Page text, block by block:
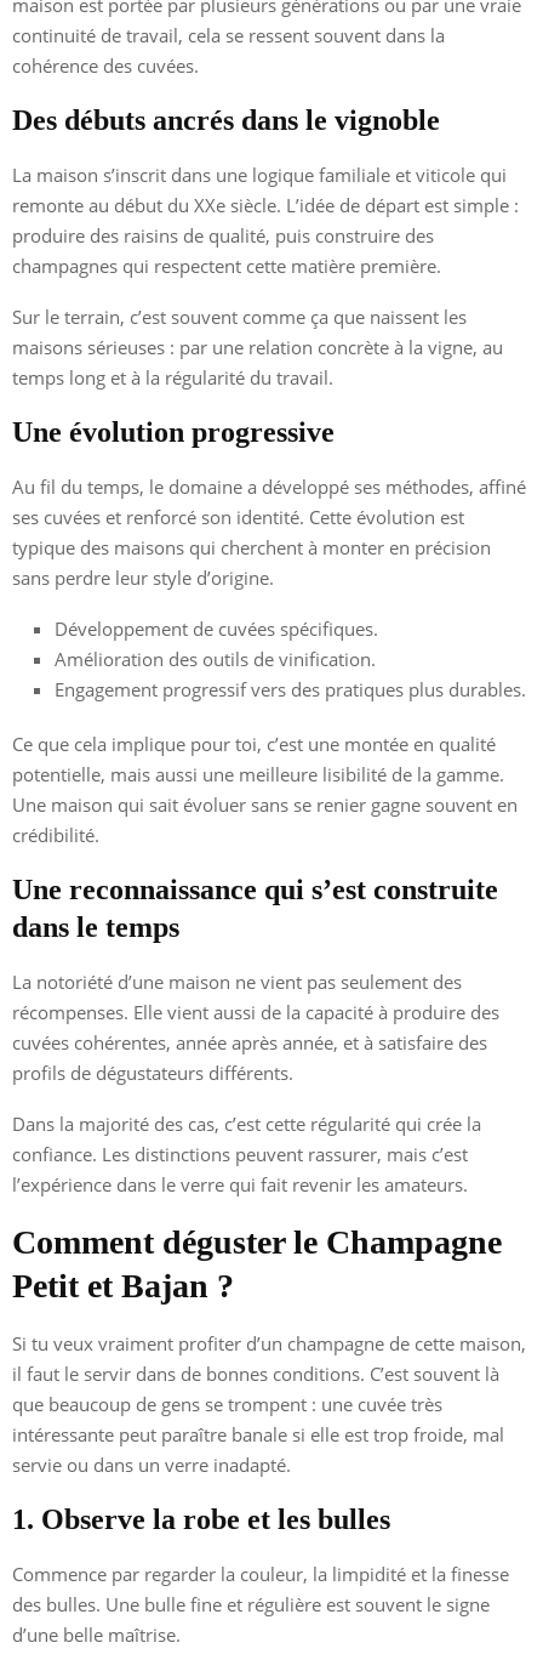
continuité de travail, cela se ressent souvent dans la
cohérence des cuvées.
Des débuts ancrés dans le vignoble
La maison s’inscrit dans une logique familiale et viticole qui
remonte au début du XXe siècle. L’idée de départ est simple :
produire des raisins de qualité, puis construire des
champagnes qui respectent cette matière première.
Sur le terrain, c’est souvent comme ça que naissent les
maisons sérieuses : par une relation concrète à la vigne, au
temps long et à la régularité du travail.
Une évolution progressive
Au fil du temps, le domaine a développé ses méthodes, affiné
ses cuvées et renforcé son identité. Cette évolution est
typique des maisons qui cherchent à monter en précision
sans perdre leur style d’origine.
Développement de cuvées spécifiques.
Amélioration des outils de vinification.
Engagement progressif vers des pratiques plus durables.
Ce que cela implique pour toi, c’est une montée en qualité
potentielle, mais aussi une meilleure lisibilité de la gamme.
Une maison qui sait évoluer sans se renier gagne souvent en
crédibilité.
Une reconnaissance qui s’est construite
dans le temps
La notoriété d’une maison ne vient pas seulement des
récompenses. Elle vient aussi de la capacité à produire des
cuvées cohérentes, année après année, et à satisfaire des
profils de dégustateurs différents.
Dans la majorité des cas, c’est cette régularité qui crée la
confiance. Les distinctions peuvent rassurer, mais c’est
l’expérience dans le verre qui fait revenir les amateurs.
Comment déguster le Champagne
Petit et Bajan ?
Si tu veux vraiment profiter d’un champagne de cette maison,
il faut le servir dans de bonnes conditions. C’est souvent là
que beaucoup de gens se trompent : une cuvée très
intéressante peut paraître banale si elle est trop froide, mal
servie ou dans un verre inadapté.
1. Observe la robe et les bulles
Commence par regarder la couleur, la limpidité et la finesse
des bulles. Une bulle fine et régulière est souvent le signe
d’une belle maîtrise.